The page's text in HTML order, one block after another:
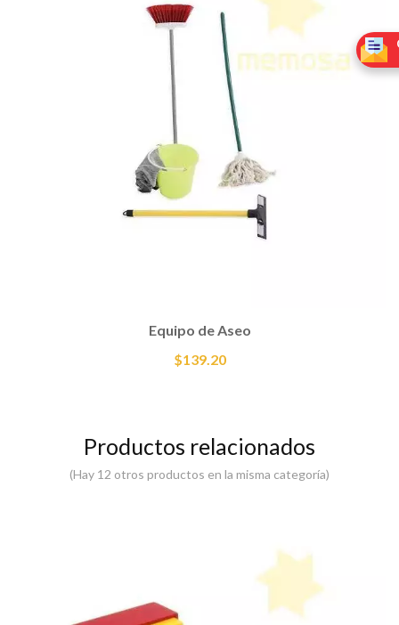
Equipo de Aseo
$139.20
Productos relacionados
(Hay 12 otros productos en la misma categoría)